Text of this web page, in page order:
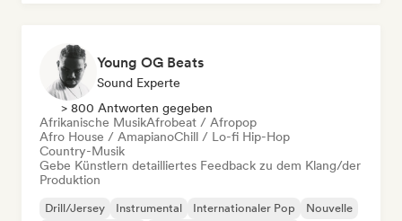
Young OG Beats
Sound Experte
> 800 Antworten gegeben
Afrikanische MusikAfrobeat / Afropop
Afro House / AmapianoChill / Lo-fi Hip-Hop
Country-Musik
Gebe Künstlern detailliertes Feedback zu dem Klang/der
Produktion
Drill/Jersey Instrumental Internationaler Pop
Nouvelle